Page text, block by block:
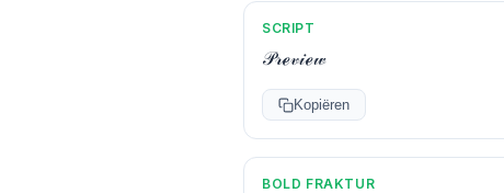
SCRIPT
𝒫𝓇ℯ𝓋𝒾ℯ𝓌
Kopiëren
BOLD FRAKTUR